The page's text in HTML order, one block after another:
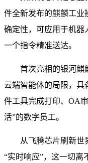
件全新发布的麒麟工业
确定性，可应用于机器
一个指令精准送达。
首次亮相的银河麒麟
云端智能体的局限，具
件工具完成打印、OA
活”的数字员工。
从飞腾芯片刷新世界
“实时响应”，这一切离